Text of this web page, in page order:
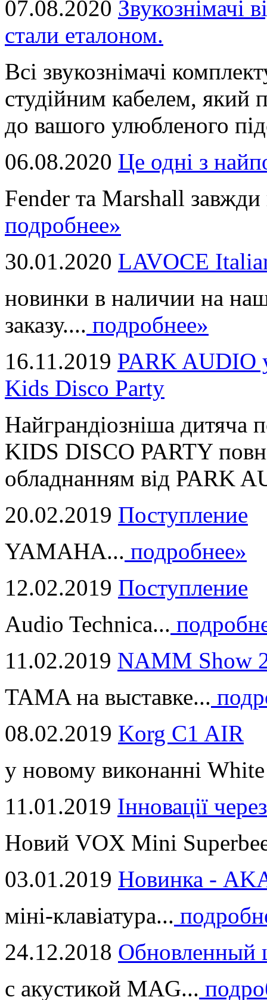
07.08.2020 Звукознімачі
стали еталоном.
Всі звукознімачі
студійним кабелем, який
до вашого улюбленого
06.08.2020 Це однi з
Fender та Marshall завжди
подробнее»
30.01.2020 LAVOCE
новинки в наличии на
заказу.... подробнее»
16.11.2019 PARK AUDIO
Kids Disco Party
Найграндіозніша дитяча
KIDS DISCO PARTY
обладнанням від PARK
20.02.2019 Поступление
YAMAHA... подробнее»
12.02.2019 Поступление
Audio Technica...
11.02.2019 NAMM Show
TAMA на выставке...
08.02.2019 Korg C1 AIR
у новому виконанні
11.01.2019 Інновації
Новий VOX Mini
03.01.2019 Новинка -
міні-клавіатура...
24.12.2018 Обновленный
с акустикой MAG...